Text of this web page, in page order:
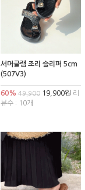
서머글램 조리 슬리퍼 5cm
(507V3)
60% 49,90019,900원 리
뷰수 : 10개